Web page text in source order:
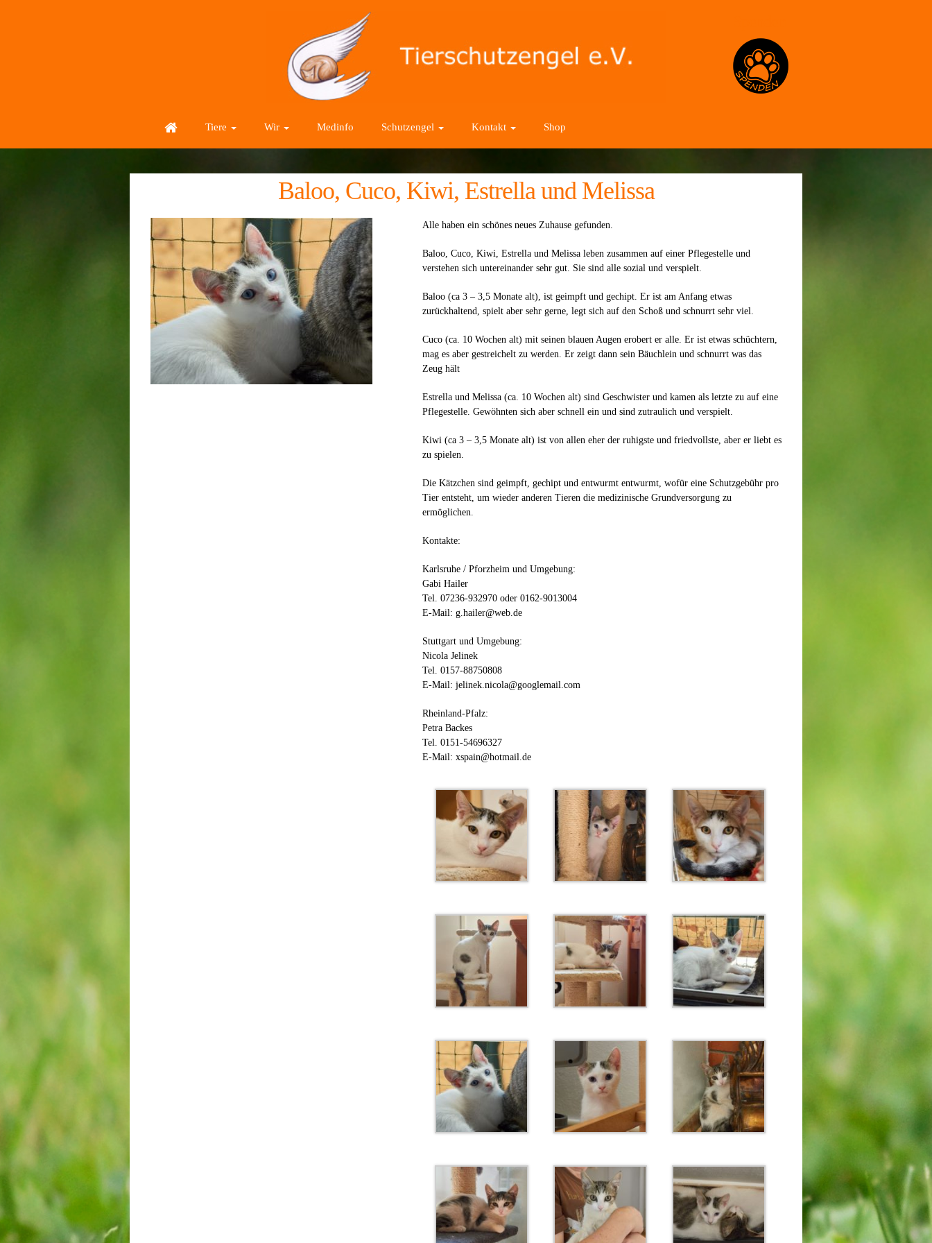
Tiere Wir Medinfo Schutzengel Kontakt Shop
Baloo, Cuco, Kiwi, Estrella und Melissa
Alle haben ein schönes neues Zuhause gefunden.
Baloo, Cuco, Kiwi, Estrella und Melissa leben zusammen auf einer Pflegestelle und
verstehen sich untereinander sehr gut. Sie sind alle sozial und verspielt.
Baloo (ca 3 – 3,5 Monate alt), ist geimpft und gechipt. Er ist am Anfang etwas
zurückhaltend, spielt aber sehr gerne, legt sich auf den Schoß und schnurrt sehr viel.
Cuco (ca. 10 Wochen alt) mit seinen blauen Augen erobert er alle. Er ist etwas schüchtern,
mag es aber gestreichelt zu werden. Er zeigt dann sein Bäuchlein und schnurrt was das
Zeug hält
Estrella und Melissa (ca. 10 Wochen alt) sind Geschwister und kamen als letzte zu auf eine
Pflegestelle. Gewöhnten sich aber schnell ein und sind zutraulich und verspielt.
Kiwi (ca 3 – 3,5 Monate alt) ist von allen eher der ruhigste und friedvollste, aber er liebt es
zu spielen.
Die Kätzchen sind geimpft, gechipt und entwurmt entwurmt, wofür eine Schutzgebühr pro
Tier entsteht, um wieder anderen Tieren die medizinische Grundversorgung zu
ermöglichen.
Kontakte:
Karlsruhe / Pforzheim und Umgebung:
Gabi Hailer
Tel. 07236-932970 oder 0162-9013004
E-Mail: g.hailer@web.de
Stuttgart und Umgebung:
Nicola Jelinek
Tel. 0157-88750808
E-Mail: jelinek.nicola@googlemail.com
Rheinland-Pfalz:
Petra Backes
Tel. 0151-54696327
E-Mail: xspain@hotmail.de